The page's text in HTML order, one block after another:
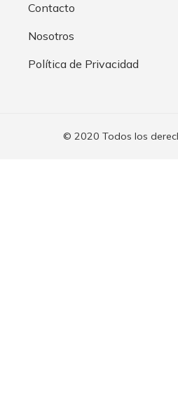
Contacto
Nosotros
Política de Privacidad
© 2020 Todos los